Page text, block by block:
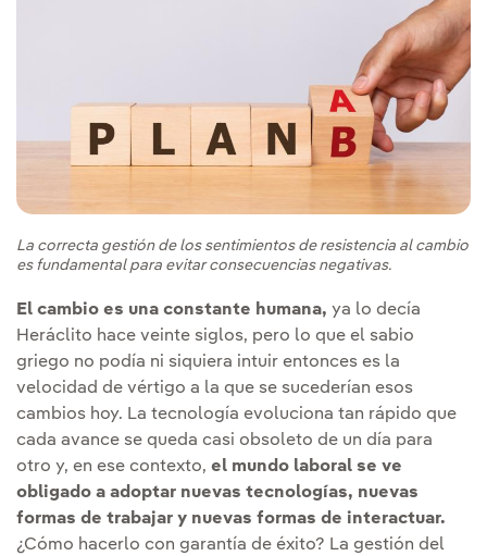
La correcta gestión de los sentimientos de resistencia al cambio
es fundamental para evitar consecuencias negativas.
El cambio es una constante humana, ya lo decía
Heráclito hace veinte siglos, pero lo que el sabio
griego no podía ni siquiera intuir entonces es la
velocidad de vértigo a la que se sucederían esos
cambios hoy. La tecnología evoluciona tan rápido que
cada avance se queda casi obsoleto de un día para
otro y, en ese contexto, el mundo laboral se ve
obligado a adoptar nuevas tecnologías, nuevas
formas de trabajar y nuevas formas de interactuar.
¿Cómo hacerlo con garantía de éxito? La gestión del